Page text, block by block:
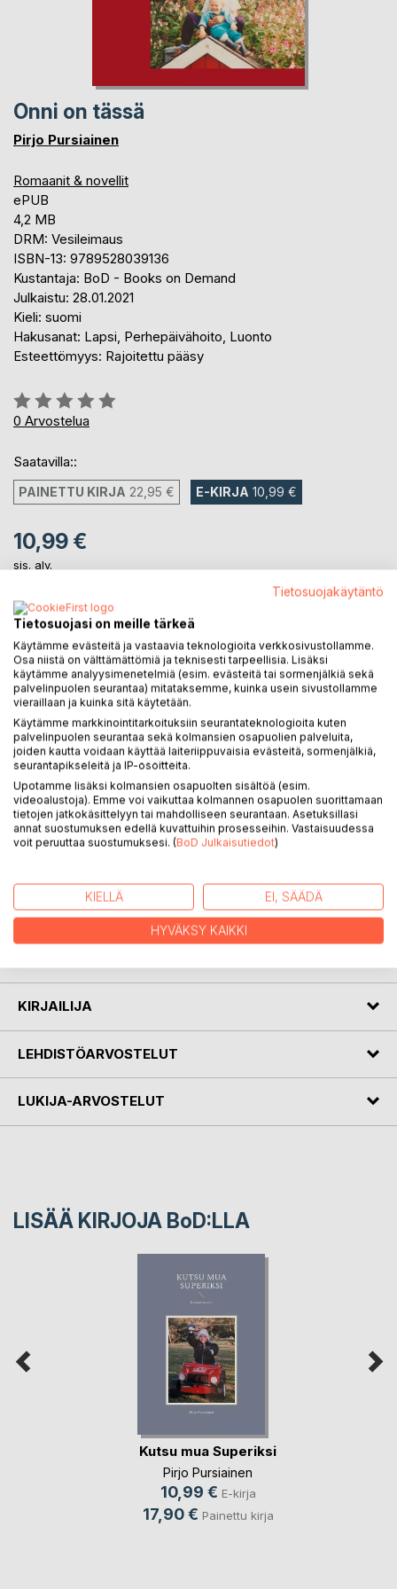
Onni on tässä
Pirjo Pursiainen
Romaanit & novellit
ePUB
4,2 MB
DRM: Vesileimaus
ISBN-13: 9789528039136
Kustantaja: BoD - Books on Demand
Julkaistu: 28.01.2021
Kieli: suomi
Hakusanat: Lapsi, Perhepäivähoito, Luonto
Esteettömyys: Rajoitettu pääsy
Arvostelu::
0%
0 Arvostelua
Saatavilla::
PAINETTU KIRJA 22,95 € E-KIRJA 10,99 €
10,99 €
sis. alv.
LISÄÄ OSTOSKORIIN
Lisää muistilistalle
Arvostele tuote
KUVAUS
Olen tehnyt elämäntyöni perhepäivähoitajana. Kirjani kertoo
muistoja siltä ajalta sekä elämästäni viiden lapsen äitinä,
yhdeksän lapsen mummona ja kahden lapsen
KIRJAILIJA
LEHDISTÖARVOSTELUT
LUKIJA-ARVOSTELUT
LISÄÄ KIRJOJA BoD:LLA
Kutsu mua Superiksi
Pirjo Pursiainen
10,99 € E-kirja
17,90 € Painettu kirja
Tietosuojakäytäntö
Tietosuojasi on meille tärkeä
Käytämme evästeitä ja vastaavia teknologioita verkkosivustollamme.
Osa niistä on välttämättömiä ja teknisesti tarpeellisia. Lisäksi
käytämme analyysimenetelmiä (esim. evästeitä tai sormenjälkiä sekä
palvelinpuolen seurantaa) mitataksemme, kuinka usein sivustollamme
vieraillaan ja kuinka sitä käytetään.
Käytämme markkinointitarkoituksiin seurantateknologioita kuten
palvelinpuolen seurantaa sekä kolmansien osapuolien palveluita,
joiden kautta voidaan käyttää laiteriippuvaisia evästeitä, sormenjälkiä,
seurantapikseleitä ja IP-osoitteita.
Upotamme lisäksi kolmansien osapuolten sisältöä (esim.
videoalustoja). Emme voi vaikuttaa kolmannen osapuolen suorittamaan
tietojen jatkokäsittelyyn tai mahdolliseen seurantaan. Asetuksillasi
annat suostumuksen edellä kuvattuihin prosesseihin. Vastaisuudessa
voit peruuttaa suostumuksesi. (BoD Julkaisutiedot)
KIELLÄ EI, SÄÄDÄ
HYVÄKSY KAIKKI